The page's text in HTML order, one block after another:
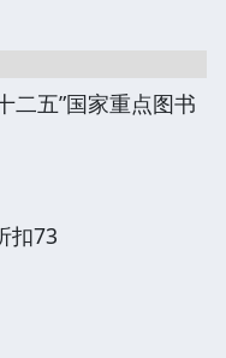
二五”国家重点图书
扣73